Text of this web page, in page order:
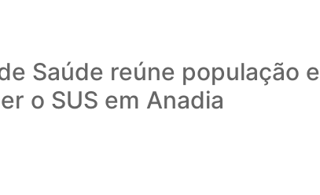
Saúde reúne população e
o SUS em Anadia